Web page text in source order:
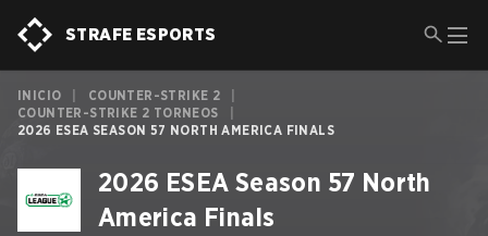
STRAFE ESPORTS
INICIO COUNTER-STRIKE 2
COUNTER-STRIKE 2 TORNEOS
2026 ESEA SEASON 57 NORTH AMERICA FINALS
2026 ESEA Season 57 North
America Finals